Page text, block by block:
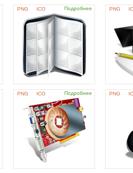
PNG ICO Подробнее PNG
PNG ICO Подробнее PNG